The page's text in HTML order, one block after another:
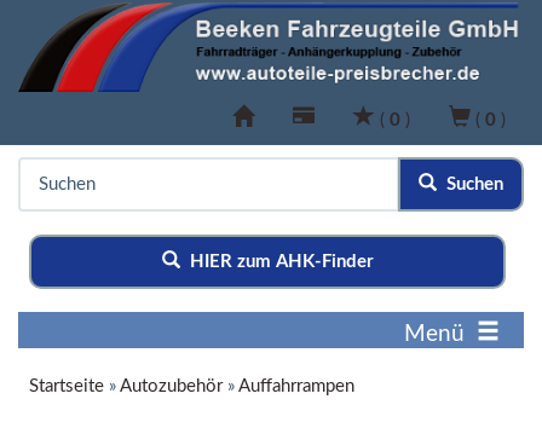
( 0 ) ( 0 )
Suchen
HIER zum AHK-Finder
Menü
Startseite » Autozubehör» Auffahrrampen